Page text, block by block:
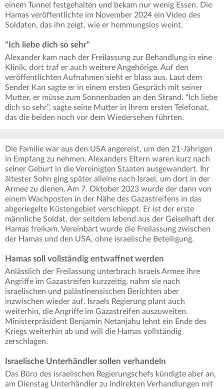
einem Tunnel festgehalten und bekam nur wenig Essen. Die
Hamas veröffentlichte im November 2024 ein Video des
Soldaten, das ihn zeigt, wie er hemmungslos weint.
"Ich liebe dich so sehr"
Alexander kam nach der Freilassung zur Behandlung in eine
Klinik, dort traf er auch weitere Angehörige. Auf den
veröffentlichten Aufnahmen sieht er blass aus. Laut dem
Sender Kan sagte er in einem ersten Gespräch mit seiner
Mutter, er müsse zum Sonnenbaden an den Strand. "Ich liebe
dich so sehr", sagte seine Mutter in ihrem ersten Telefonat,
das die beiden noch vor dem Wiedersehen führten.
Die Familie war aus den USA angereist, um den 21-Jährigen
in Empfang zu nehmen. Alexanders Eltern waren kurz nach
seiner Geburt in die Vereinigten Staaten ausgewandert. Ihr
ältester Sohn ging später alleine nach Israel, um dort in der
Armee zu dienen. Am 7. Oktober 2023 wurde der dann von
einem Wachposten in der Nähe des Gazastreifens in das
abgeriegelte Küstengebiet verschleppt. Er ist der erste
männliche Soldat, der seitdem lebend aus der Geiselhaft der
Hamas freikam. Vereinbart wurde die Freilassung zwischen
der Hamas und den USA, ohne israelische Beteiligung.
Hamas soll vollständig entwaffnet werden
Anlässlich der Freilassung unterbrach Israels Armee ihre
Angriffe im Gazastreifen kurzzeitig, nahm sie nach
israelischen und palästinensischen Berichten aber
inzwischen wieder auf. Israels Regierung plant auch
weiterhin, die Angriffe im Gazastreifen auszuweiten.
Ministerpräsident Benjamin Netanjahu lehnt ein Ende des
Kriegs weiterhin ab und will die Hamas vollständig
zerschlagen.
Israelische Unterhändler sollen verhandeln
Das Büro des israelischen Regierungschefs kündigte aber an,
am Dienstag Unterhändler zu indirekten Verhandlungen mit